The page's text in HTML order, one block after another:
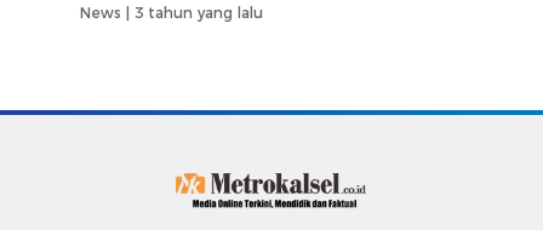
News | 3 tahun yang lalu